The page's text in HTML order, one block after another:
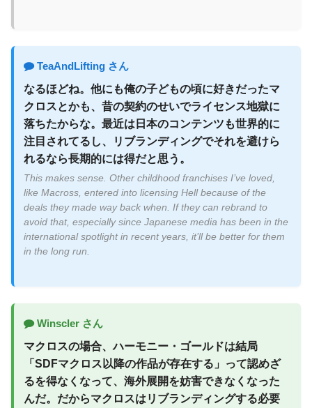
TeaAndLifting さん
なるほどね。他にも俺の子どもの頃に好きだったマ
クロスとかも、昔の契約のせいでライセンス地獄に
落ちたからな。最近は日本のコンテンツも世界的に
注目されてるし、リブランディングでそれを避けら
れるなら長期的には得だと思う。
This makes sense. Other childhood franchises I’ve loved,
like Macross, entered into licensing Hell because of the
deals they made way back when. If they can rebrand to
avoid that, especially since Japanese media has been in the
international spotlight in recent years, it’ll be better for them
in the long run.
Winscler さん
マクロスの場合、ハーモニー・ゴールドは結局
「SDFマクロス以降の作品が存在する」って認めざ
るを得なくなって、海外展開を妨害できなくなった
んだ。だからマクロスはリブランディングする必要